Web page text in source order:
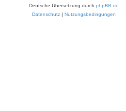
Deutsche Übersetzung durch phpBB.de
Datenschutz | Nutzungsbedingungen